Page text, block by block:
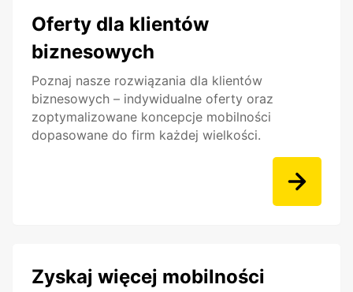
Oferty dla klientów
biznesowych
Poznaj nasze rozwiązania dla klientów
biznesowych – indywidualne oferty oraz
zoptymalizowane koncepcje mobilności
dopasowane do firm każdej wielkości.
Zyskaj więcej mobilności